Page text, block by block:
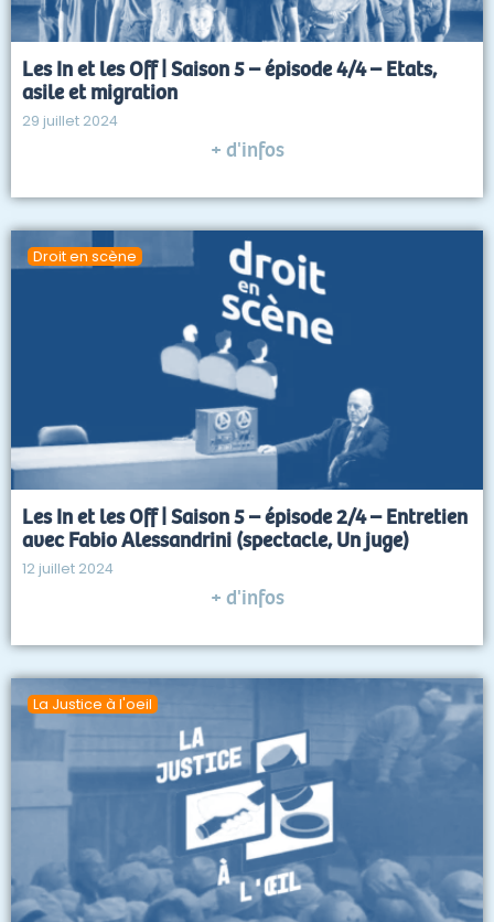
Les In et les Off | Saison 5 – épisode 4/4 – Etats,
asile et migration
29 juillet 2024
+ d'infos
Droit en scène
Les In et les Off | Saison 5 – épisode 2/4 – Entretien
avec Fabio Alessandrini (spectacle, Un juge)
12 juillet 2024
+ d'infos
La Justice à l'oeil